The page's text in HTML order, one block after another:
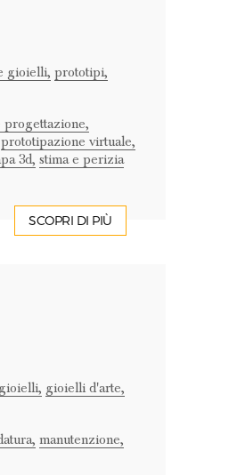
gioielli, prototipi,
progettazione,
prototipazione virtuale,
3d, stima e perizia
SCOPRI DI PIÙ
gioielli, gioielli d'arte,
manutenzione,